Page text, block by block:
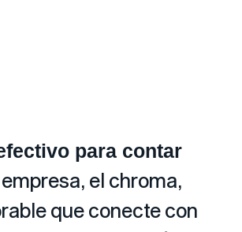
para contar
el chroma,
que conecte con